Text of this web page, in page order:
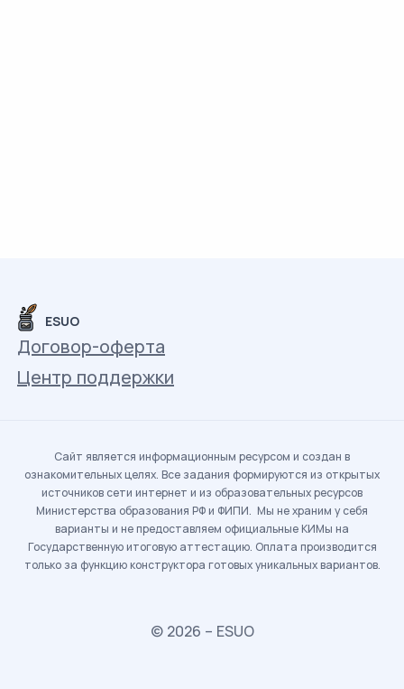
ESUO
Договор-оферта
Центр поддержки
Сайт является информационным ресурсом и создан в
ознакомительных целях. Все задания формируются из открытых
источников сети интернет и из образовательных ресурсов
Министерства образования РФ и ФИПИ. Мы не храним у себя
варианты и не предоставляем официальные КИМы на
Государственную итоговую аттестацию. Оплата производится
только за функцию конструктора готовых уникальных вариантов.
© 2026 – ESUO